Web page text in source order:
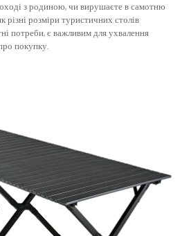
з родиною, чи вирушаєте в самотню
різні розміри туристичних столів
потреби, є важливим для ухвалення
покупку.